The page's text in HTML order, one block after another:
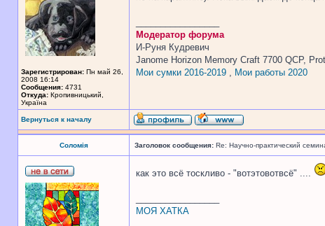
Зарегистрирован: Пн май 26,
2008 16:14
Сообщения: 4731
Откуда: Кропивницький,
Україна
Модератор форума
И-Руня Кудревич
Janome Horizon Memory Craft 7700 QCP,
Мои сумки 2016-2019 , Мои работы 2020
Вернуться к началу
Соломія Заголовок сообщения: Re: Научно-практический
как это всё тоскливо - "вотэтовотвсё" ....
МОЯ ХАТКА